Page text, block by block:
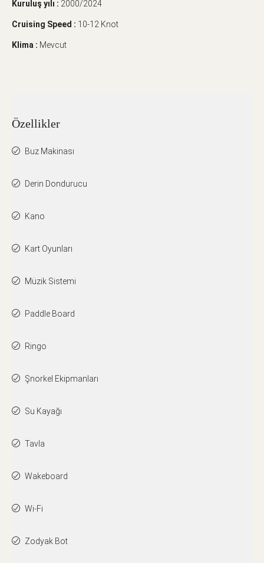
Kuruluş yılı : 2000/2024
Cruising Speed : 10-12 Knot
Klima : Mevcut
Özellikler
Buz Makinası
Derin Dondurucu
Kano
Kart Oyunları
Müzik Sistemi
Paddle Board
Ringo
Şnorkel Ekipmanları
Su Kayağı
Tavla
Wakeboard
Wi-Fi
Zodyak Bot